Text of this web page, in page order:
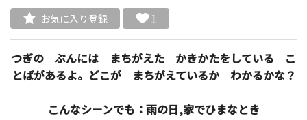
お気に入り登録 1
つぎの ぶんには まちがえた かきかたをしている こ
とばがあるよ。どこが まちがえているか わかるかな？
こんなシーンでも：雨の日,家でひまなとき